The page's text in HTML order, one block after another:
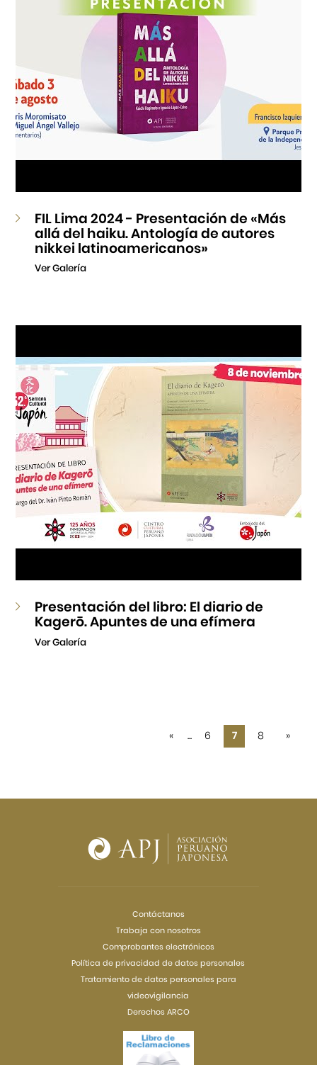
FIL Lima 2024 - Presentación de «Más
allá del haiku. Antología de autores
nikkei latinoamericanos»
Ver Galería
Presentación del libro: El diario de
Kagerō. Apuntes de una efímera
Ver Galería
« ... 6 7 8 »
Contáctanos
Trabaja con nosotros
Comprobantes electrónicos
Política de privacidad de datos personales
Tratamiento de datos personales para
videovigilancia
Derechos ARCO